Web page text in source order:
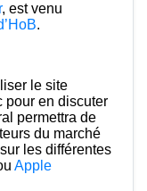
, est venu
.
le site
pour en discuter
permettra de
du marché
les différentes
Apple